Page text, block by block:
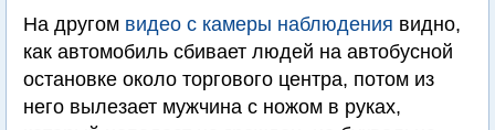
На другом видео с камеры наблюдения видно,
как автомобиль сбивает людей на автобусной
остановке около торгового центра, потом из
него вылезает мужчина с ножом в руках,